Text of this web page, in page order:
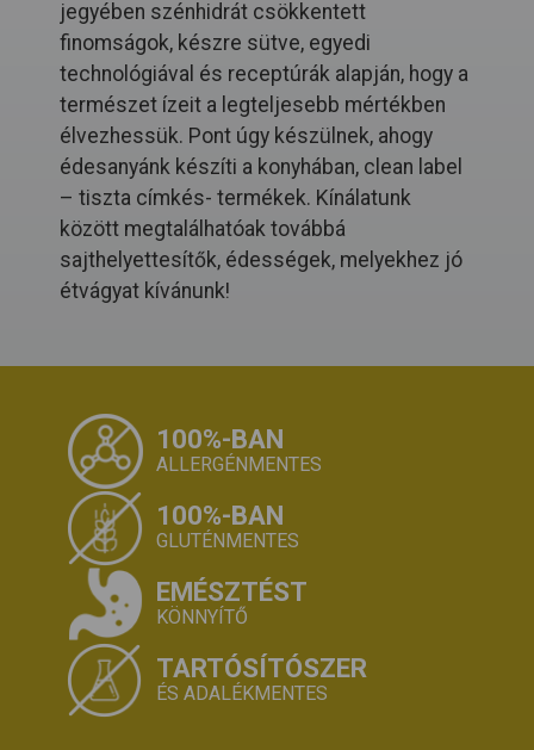
jegyében szénhidrát csökkentett
finomságok, készre sütve, egyedi
technológiával és receptúrák alapján, hogy a
természet ízeit a legteljesebb mértékben
élvezhessük. Pont úgy készülnek, ahogy
édesanyánk készíti a konyhában, clean label
– tiszta címkés- termékek. Kínálatunk
között megtalálhatóak továbbá
sajthelyettesítők, édességek, melyekhez jó
étvágyat kívánunk!
100%-BAN
ALLERGÉNMENTES
100%-BAN
GLUTÉNMENTES
EMÉSZTÉST
KÖNNYÍTŐ
TARTÓSÍTÓSZER
ÉS ADALÉKMENTES